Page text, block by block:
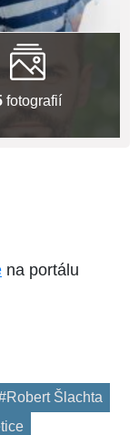
fotografií
na portálu
Šlachta